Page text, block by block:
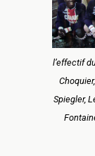
l’effectif
Spiegler,